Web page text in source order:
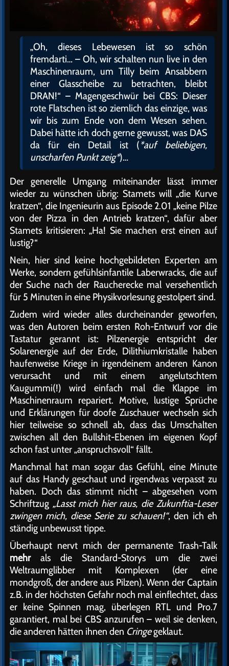
„Oh, dieses Lebewesen ist so schön
fremdarti… – Oh, wir schalten nun live in den
Maschinenraum, um Tilly beim Ansabbern
einer Glasscheibe zu betrachten, bleibt
DRAN!“ – Magengeschwür bei CBS: Dieser
rote Flatschen ist so ziemlich das einzige, was
wir bis zum Ende von dem Wesen sehen.
Dabei hätte ich doch gerne gewusst, was DAS
da für ein Detail ist (*auf beliebigen,
unscharfen Punkt zeig*)…
Der generelle Umgang miteinander lässt immer
wieder zu wünschen übrig: Stamets will „die Kurve
kratzen“, die Ingenieurin aus Episode 2.01 „keine Pilze
von der Pizza in den Antrieb kratzen“, dafür aber
Stamets kritisieren: „Ha! Sie machen erst einen auf
lustig?“
Nein, hier sind keine hochgebildeten Experten am
Werke, sondern gefühlsinfantile Laberwracks, die auf
der Suche nach der Raucherecke mal versehentlich
für 5 Minuten in eine Physikvorlesung gestolpert sind.
Zudem wird wieder alles durcheinander geworfen,
was den Autoren beim ersten Roh-Entwurf vor die
Tastatur gerannt ist: Pilzenergie entspricht der
Solarenergie auf der Erde, Dilithiumkristalle haben
haufenweise Kriege in irgendeinem anderen Kanon
verursacht und mit einem angelutschtem
Kaugummi(!) wird einfach mal die Klappe im
Maschinenraum repariert. Motive, lustige Sprüche
und Erklärungen für doofe Zuschauer wechseln sich
hier teilweise so schnell ab, dass das Umschalten
zwischen all den Bullshit-Ebenen im eigenen Kopf
schon fast unter „anspruchsvoll“ fällt.
Manchmal hat man sogar das Gefühl, eine Minute
auf das Handy geschaut und irgendwas verpasst zu
haben. Doch das stimmt nicht – abgesehen vom
Schriftzug „Lasst mich hier raus, die Zukunftia-Leser
zwingen mich, diese Serie zu schauen!“, den ich eh
ständig unbewusst tippe.
Überhaupt nervt mich der permanente Trash-Talk
mehrals die Standard-Storys um die zwei
Weltraumglibber mit Komplexen (der eine
mondgroß, der andere aus Pilzen). Wenn der Captain
z.B. in der höchsten Gefahr noch mal einflechtet, dass
er keine Spinnen mag, überlegen RTL und Pro.7
garantiert, mal bei CBS anzurufen – weil sie denken,
die anderen hätten ihnen den Cringegeklaut.